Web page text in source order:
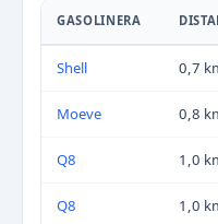
GASOLINERA
Shell 0,7
Moeve 0,8
Q8 1,0
Q8 1,0